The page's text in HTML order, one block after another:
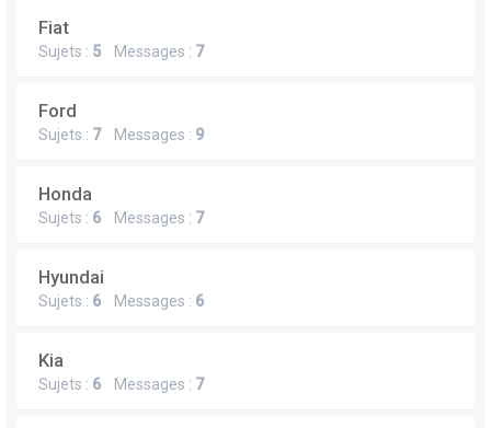
Fiat
Sujets : 5 Messages : 7
Ford
Sujets : 7Messages : 9
Honda
Sujets : 6 Messages : 7
Hyundai
Sujets : 6 Messages : 6
Kia
Sujets : 6 Messages : 7